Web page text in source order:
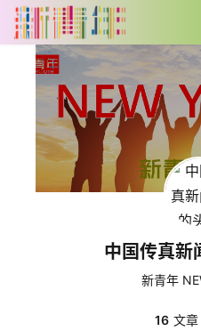
中国传真新
新青年
16 文章